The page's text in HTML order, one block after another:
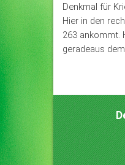
Denkmal für
Hier in den
263 ankommt.
geradeaus